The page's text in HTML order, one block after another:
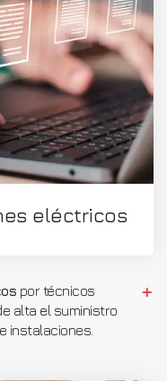
eléctricos
por técnicos
alta el suministro
instalaciones.